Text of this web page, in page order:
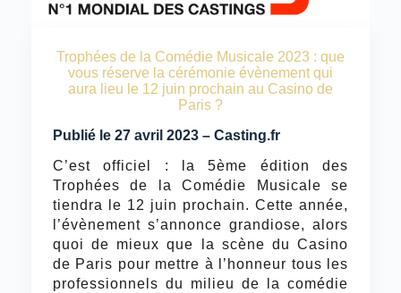
Trophées de la Comédie Musicale 2023 : que
vous réserve la cérémonie évènement qui
aura lieu le 12 juin prochain au Casino de
Paris ?
Publié le 27 avril 2023 – Casting.fr
C’est officiel : la 5ème édition des
Trophées de la Comédie Musicale se
tiendra le 12 juin prochain. Cette année,
l’évènement s’annonce grandiose, alors
quoi de mieux que la scène du Casino
de Paris pour mettre à l’honneur tous les
professionnels du milieu de la comédie